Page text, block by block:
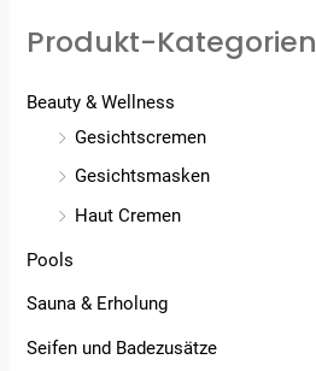
Produkt-Kategorien
Beauty & Wellness
Gesichtscremen
Gesichtsmasken
Haut Cremen
Pools
Sauna & Erholung
Seifen und Badezusätze